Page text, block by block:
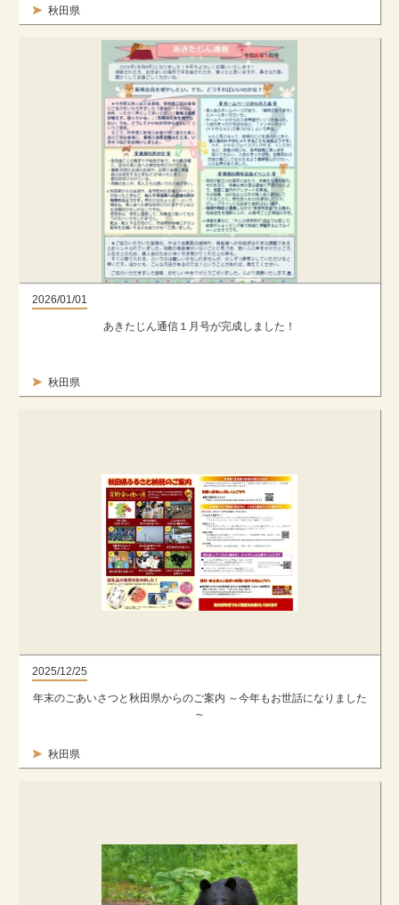
秋田県
2026/01/01
秋田県
あきたじん通信１月号が完成しました！
2025/12/25
秋田県
年末のごあいさつと秋田県からのご案内 ～今年もお世話になりました
～